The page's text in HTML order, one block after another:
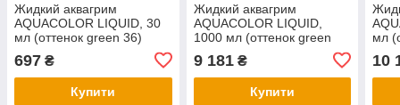
Жидкий аквагрим
AQUACOLOR LIQUID, 30
мл (оттенок green 36)
697 ₴
Купити
Жидкий аквагрим
AQUACOLOR LIQUID,
1000 мл (оттенок green
9 181₴
Купити
мл
10